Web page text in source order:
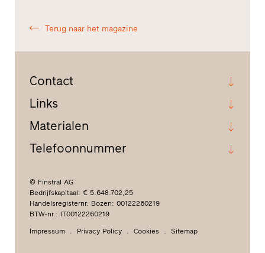
Terug naar het magazine
Contact
Links
Materialen
Telefoonnummer
© Finstral AG
Bedrijfskapitaal: € 5.648.702,25
Handelsregisternr. Bozen: 00122260219
BTW-nr.: IT00122260219
Impressum Privacy Policy Cookies Sitemap